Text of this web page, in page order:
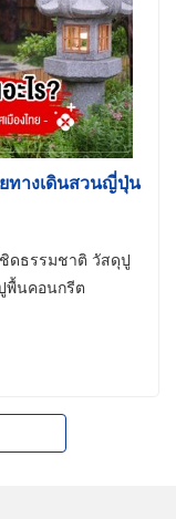
ทางเดินสวนญี่ปุ่น
ดธรรมชาติ วัสดุปู
พื้นคอนกรีต